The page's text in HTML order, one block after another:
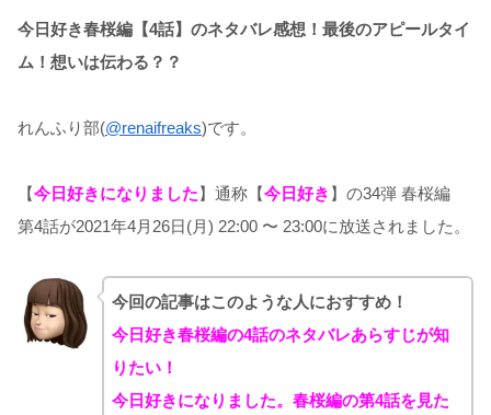
今日好き春桜編【4話】のネタバレ感想！最後のアピールタイ
ム！想いは伝わる？？
れんふり部(@renaifreaks)です。
【今日好きになりました】通称【今日好き 】の34弾 春桜編
第4話が2021年4月26日(月) 22:00 〜 23:00に放送されました。
今回の記事はこのような人におすすめ！
今日好き春桜編の4話のネタバレあらすじが知
りたい！
今日好きになりました。春桜編の第4話を見た